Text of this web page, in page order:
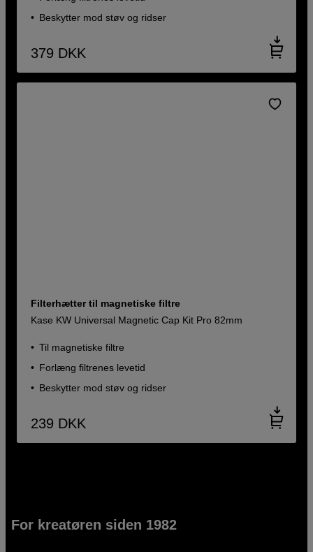
Beskytter mod støv og ridser
379 DKK
Filterhætter til magnetiske filtre
Kase KW Universal Magnetic Cap Kit Pro 82mm
Til magnetiske filtre
Forlæng filtrenes levetid
Beskytter mod støv og ridser
239 DKK
For kreatøren siden 1982